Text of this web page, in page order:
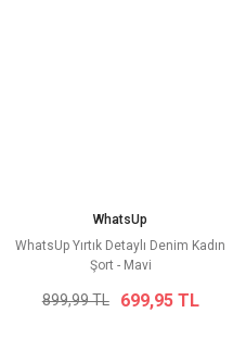
WhatsUp
WhatsUp Yırtık Detaylı Denim Kadın
Şort - Mavi
899,99 TL 699,95 TL